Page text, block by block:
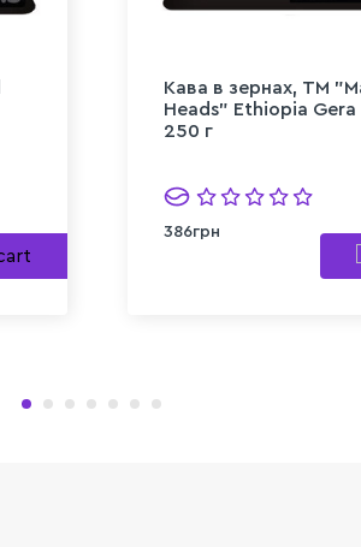
Кава в зернах, ТМ
Heads" Ethiopia
250 г
386грн